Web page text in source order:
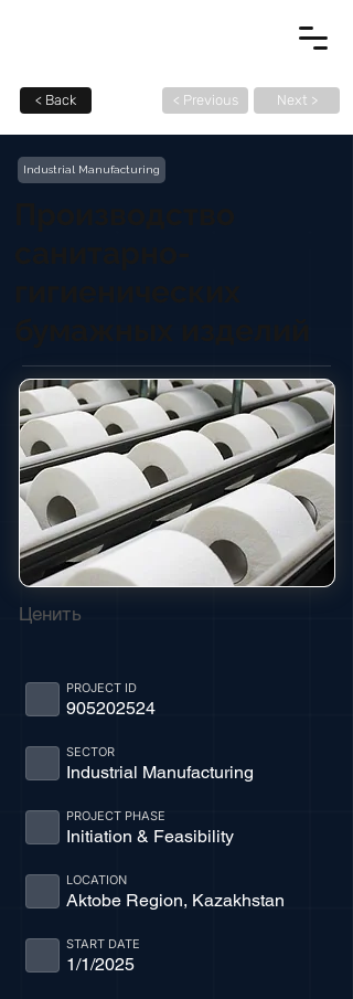
< Back < Previous Next >
Industrial Manufacturing
Ценить
905202524
PROJECT ID
Industrial Manufacturing
SECTOR
Initiation & Feasibility
PROJECT PHASE
Aktobe Region, Kazakhstan
LOCATION
1/1/2025
START DATE